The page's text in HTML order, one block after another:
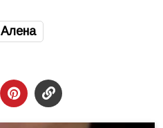
Алена